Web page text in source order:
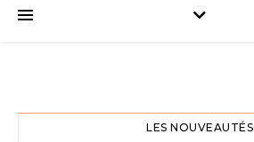
LES NOUVEAUTÉS